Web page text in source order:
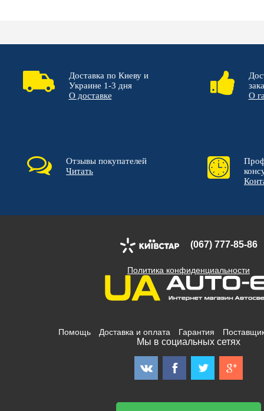
Доставка по Киеву и
Украине 1-3 дня
О доставке
О
Отзывы покупателей
Читать
(067) 777-85-86
Политика конфиденциальности
Помощь Доставка и оплата Гарантия
Мы в социальных сетях